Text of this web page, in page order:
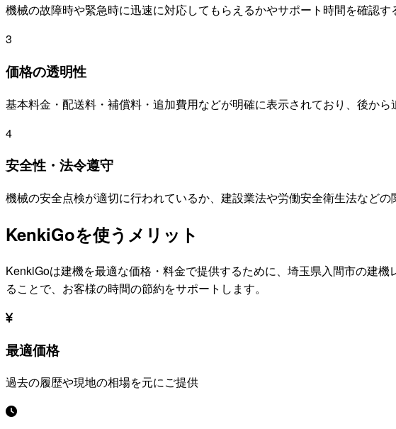
機械の故障時や緊急時に迅速に対応してもらえるかやサポート時間を確認す
3
価格の透明性
基本料金・配送料・補償料・追加費用などが明確に表示されており、後から
4
安全性・法令遵守
機械の安全点検が適切に行われているか、建設業法や労働安全衛生法などの
KenkiGoを使うメリット
KenkiGoは建機を最適な価格・料金で提供するために、 埼玉県入間市の建機
ることで、お客様の時間の節約をサポートします。
最適価格
過去の履歴や現地の相場を元にご提供